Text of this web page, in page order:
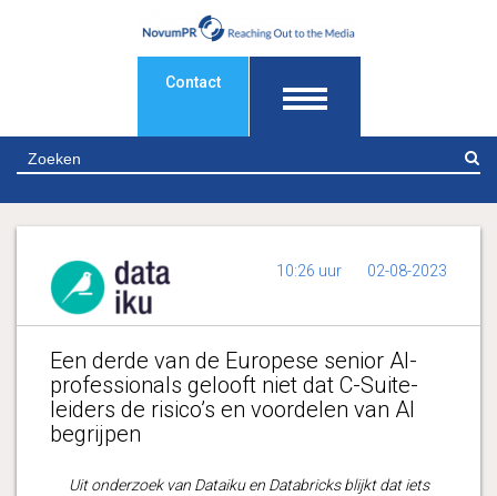
Contact
10:26 uur 02-08-2023
Een derde van de Europese senior AI-
professionals gelooft niet dat C-Suite-
leiders de risico’s en voordelen van AI
begrijpen
Uit onderzoek van Dataiku en Databricks blijkt dat iets